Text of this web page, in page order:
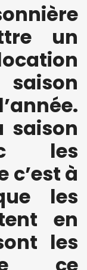
un
saison
les
c’est à
les
en
les